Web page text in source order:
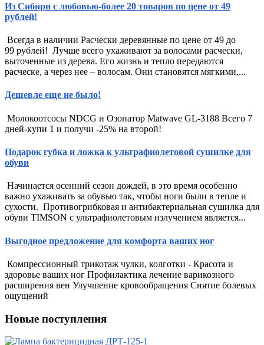
Из Сибири с любовью-более 20 товаров по цене от 49
рублей!
Всегда в наличии Расчески деревянные по цене от 49 до
99 рублей! Лучше всего ухаживают за волосами расчески,
выточенные из дерева. Его жизнь и тепло передаются
расческе, а через нее – волосам. Они становятся мягкими,...
Дешевле еще не было!
Молокоотсосы NDCG и Озонатор Matwave GL-3188 Всего 7
дней-купи 1 и получи -25% на второй!
Подарок губка и ложка к ультрафиолетовой сушилке для
обуви
Начинается осенний сезон дождей, в это время особенно
важно ухаживать за обувью так, чтобы ноги были в тепле и
сухости. Противогрибковая и антибактериальная сушилка для
обуви TIMSON с ультрафиолетовым излучением является...
Выгодное предложение для комфорта ваших ног
Компрессионный трикотаж чулки, колготки - Красота и
здоровье ваших ног Профилактика лечение варикозного
расширения вен Улучшение кровообращения Снятие болевых
ощущений
Новые поступления